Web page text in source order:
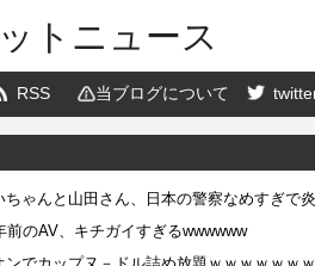
トニュース
RSS 当ブログについて